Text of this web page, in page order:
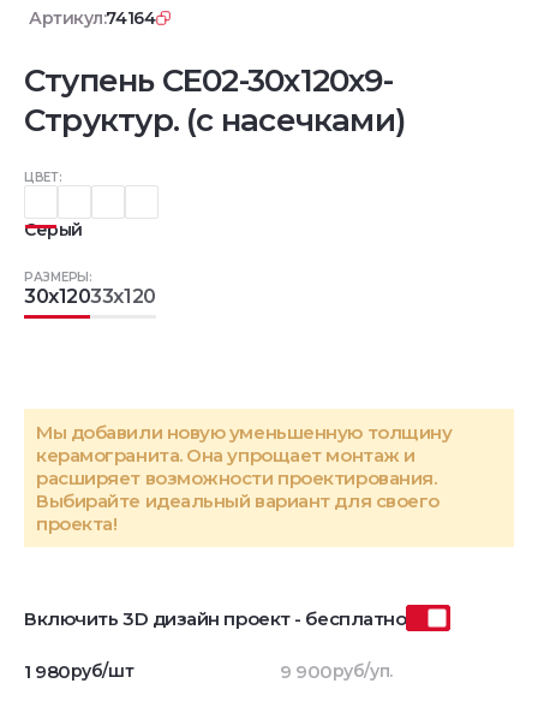
Артикул:74164
Ступень CE02-30x120x9-
Структур. (с насечками)
ЦВЕТ:
Серый
РАЗМЕРЫ:
30x12033x120
Мы добавили новую уменьшенную толщину
керамогранита. Она упрощает монтаж и
расширяет возможности проектирования.
Выбирайте идеальный вариант для своего
проекта!
Включить 3D дизайн проект - бесплатно
1 980руб/шт 9 900руб/уп.